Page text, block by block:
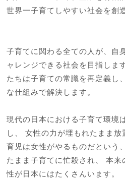
世界一子育てしやすい社会を創
子育てに関わる全ての人が、自
ャレンジできる社会を目指しま
たちは子育ての常識を再定義し
な仕組みで解決します。
現代の日本における子育て環境
し、 女性の力が埋もれたまま
育児は女性がやるものだという
たまま子育てに忙殺され、 本
性が日本にはたくさんいます。